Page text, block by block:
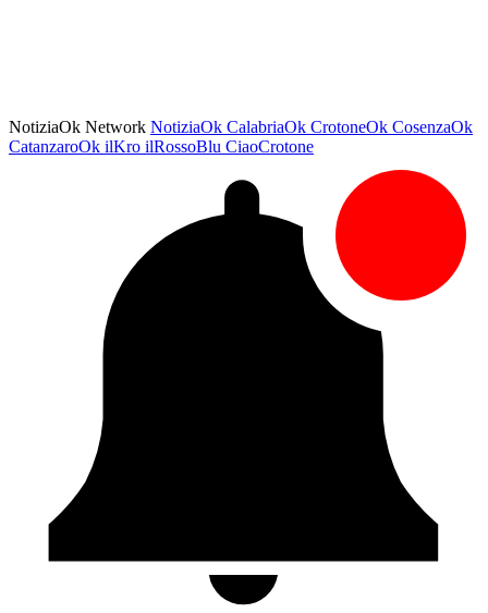
NotiziaOk Network NotiziaOk CalabriaOk CrotoneOk CosenzaOk
CatanzaroOk ilKro ilRossoBlu CiaoCrotone